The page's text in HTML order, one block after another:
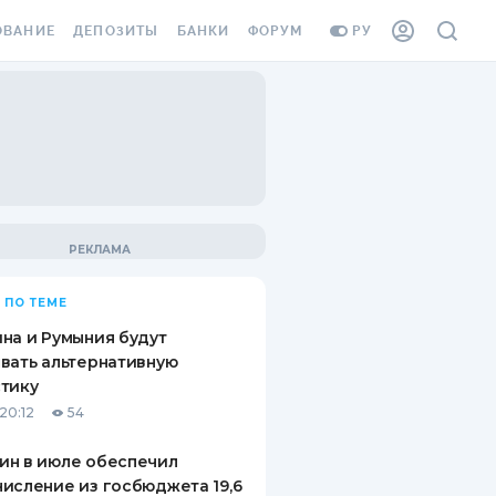
РУ
ВИНЬЕТКА
СОТРУДНИКОВ
ОТ
СЛУЧАЕВ
ДЕПОЗИТЫ
ВОПРОСЫ И ОТВЕТЫ
СБЕРЕЖЕНИЯМ
БАНКИ ФОРУМ
ПО ТЕМЕ
и Румыния будут
альтернативную
54
в июле обеспечил
из госбюджета 19,6